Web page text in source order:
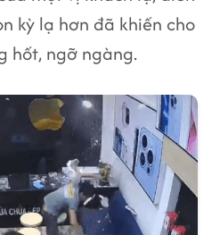
kỳ lạ hơn đã khiến cho
hốt, ngỡ ngàng.